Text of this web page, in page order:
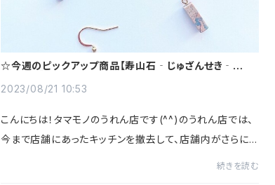
☆今週のピックアップ商品【寿山石‐じゅざんせき‐天然
2023/08/21 10:53
こんにちは！タマモノのうれん店です(^^)のうれん店では、
今まで店舗にあったキッチンを撤去して、店舗内がさらに
続きを読む